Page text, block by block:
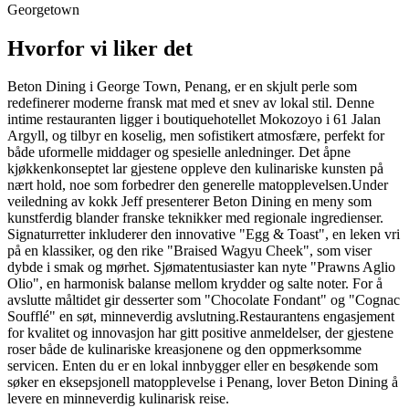
Georgetown
Hvorfor vi liker det
Beton Dining i George Town, Penang, er en skjult perle som
redefinerer moderne fransk mat med et snev av lokal stil. Denne
intime restauranten ligger i boutiquehotellet Mokozoyo i 61 Jalan
Argyll, og tilbyr en koselig, men sofistikert atmosfære, perfekt for
både uformelle middager og spesielle anledninger. Det åpne
kjøkkenkonseptet lar gjestene oppleve den kulinariske kunsten på
nært hold, noe som forbedrer den generelle matopplevelsen.Under
veiledning av kokk Jeff presenterer Beton Dining en meny som
kunstferdig blander franske teknikker med regionale ingredienser.
Signaturretter inkluderer den innovative "Egg & Toast", en leken vri
på en klassiker, og den rike "Braised Wagyu Cheek", som viser
dybde i smak og mørhet. Sjømatentusiaster kan nyte "Prawns Aglio
Olio", en harmonisk balanse mellom krydder og salte noter. For å
avslutte måltidet gir desserter som "Chocolate Fondant" og "Cognac
Soufflé" en søt, minneverdig avslutning.Restaurantens engasjement
for kvalitet og innovasjon har gitt positive anmeldelser, der gjestene
roser både de kulinariske kreasjonene og den oppmerksomme
servicen. Enten du er en lokal innbygger eller en besøkende som
søker en eksepsjonell matopplevelse i Penang, lover Beton Dining å
levere en minneverdig kulinarisk reise.